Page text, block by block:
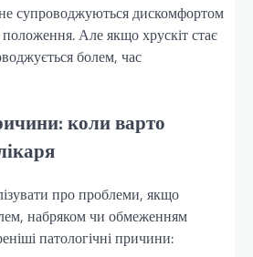
супроводжуються дискомфортом
Але якщо хрускіт стає
болем, час
коли варто
про проблеми, якщо
набряком чи обмеженням
патологічні причини: